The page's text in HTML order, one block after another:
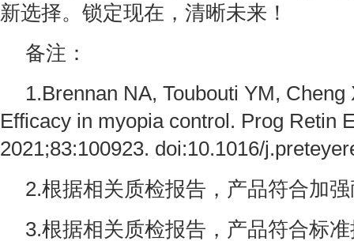
新选择。锁定现在，清晰未来！
备注：
1.Brennan NA, Toubouti YM,
Efficacy in myopia control. Prog Retin
2021;83:100923. doi:10.1016/
2.根据相关质检报告，产品符合加
3.根据相关质检报告，产品符合标